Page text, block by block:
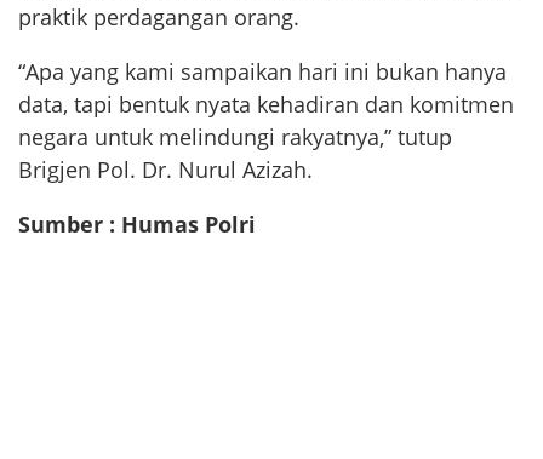
praktik perdagangan orang.
“Apa yang kami sampaikan hari ini bukan hanya
data, tapi bentuk nyata kehadiran dan komitmen
negara untuk melindungi rakyatnya,” tutup
Brigjen Pol. Dr. Nurul Azizah.
Sumber : Humas Polri